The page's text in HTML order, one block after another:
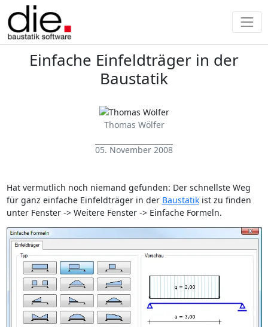
Einfache Einfeldträger in der
Baustatik
Thomas Wölfer
05. November 2008
Hat vermutlich noch niemand gefunden: Der schnellste Weg
für ganz einfache Einfeldträger in der Baustatikist zu finden
unter Fenster -> Weitere Fenster -> Einfache Formeln.